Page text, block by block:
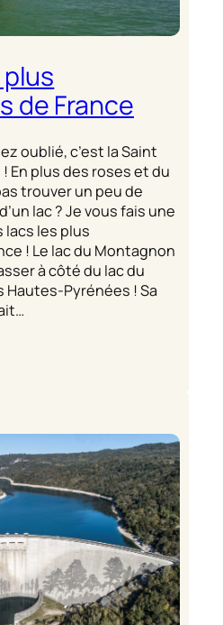
de France
oublié, c’est la Saint
En plus des roses et du
trouver un peu de
lac ? Je vous fais une
les plus
! Le lac du Montagnon
à côté du lac du
Pyrénées ! Sa